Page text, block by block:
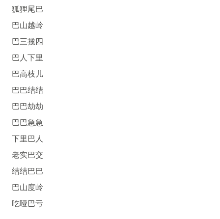
狐狸尾巴
巴山越岭
巴三揽四
巴人下里
巴高枝儿
巴巴结结
巴巴劫劫
巴巴急急
下里巴人
老实巴交
结结巴巴
巴山度岭
吃哑巴亏